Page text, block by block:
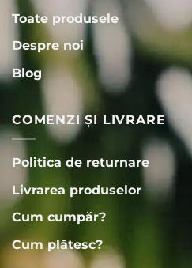
Toate produsele
Despre noi
Blog
COMENZI ȘI LIVRARE
Politica de returnare
Livrarea produselor
Cum cumpăr?
Cum plătesc?